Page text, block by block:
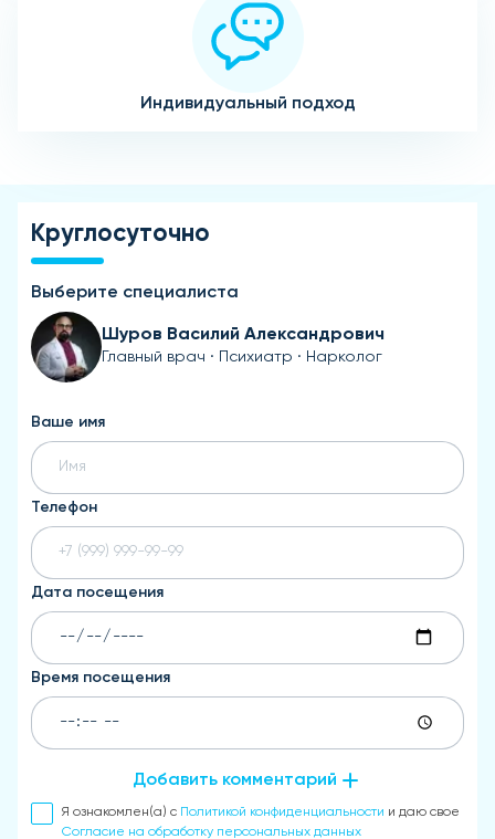
Индивидуальный подход
Круглосуточно
Выберите специалиста
Шуров Василий Александрович
Главный врач · Психиатр · Нарколог
Ваше имя
Телефон
Дата посещения
Время посещения
Добавить комментарий
Я ознакомлен(а) с Политикой конфиденциальности и даю свое
Согласие на обработку персональных данных